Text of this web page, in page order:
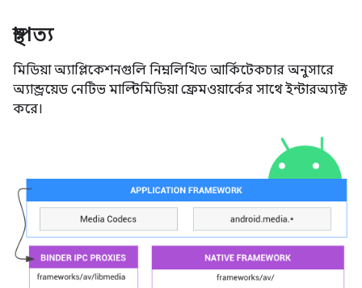
স্থাপত্য
মিডিয়া অ্যাপ্লিকেশনগুলি নিম্নলিখিত আর্কিটেকচার অনুসারে
অ্যান্ড্রয়েড নেটিভ মাল্টিমিডিয়া ফ্রেমওয়ার্কের সাথে ইন্টারঅ্যাক্ট
করে।